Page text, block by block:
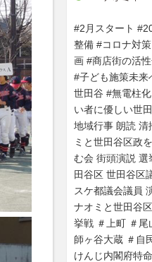
#2月スタート
整備 #コロナ対策
画 #商店街の活
#子ども施策未来
世田谷 #無電柱化
い者に優しい世
地域行事 朗読 清
ミと世田谷区政
む会 街頭演説 選
田谷区 世田谷区
スケ都議会議員
ナオミと世田谷
挙戦 ＃上町 ＃尾
師ヶ谷大蔵 ＃自
けんじ内閣府特